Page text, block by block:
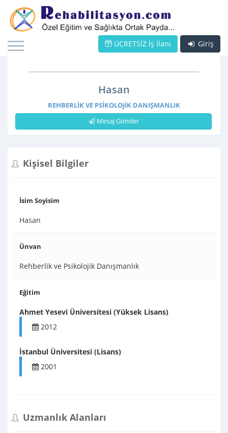
Giriş
ÜCRETSİZ İş İlanı
Hasan
REHBERLIK VE PSIKOLOJIK DANIŞMANLIK
Mesaj Gönder
Kişisel Bilgiler
İsim Soyisim
Hasan
Ünvan
Rehberlik ve Psikolojik Danışmanlık
Eğitim
Ahmet Yesevi Üniversitesi (Yüksek Lisans)
2012
İstanbul Üniversitesi (Lisans)
2001
Uzmanlık Alanları